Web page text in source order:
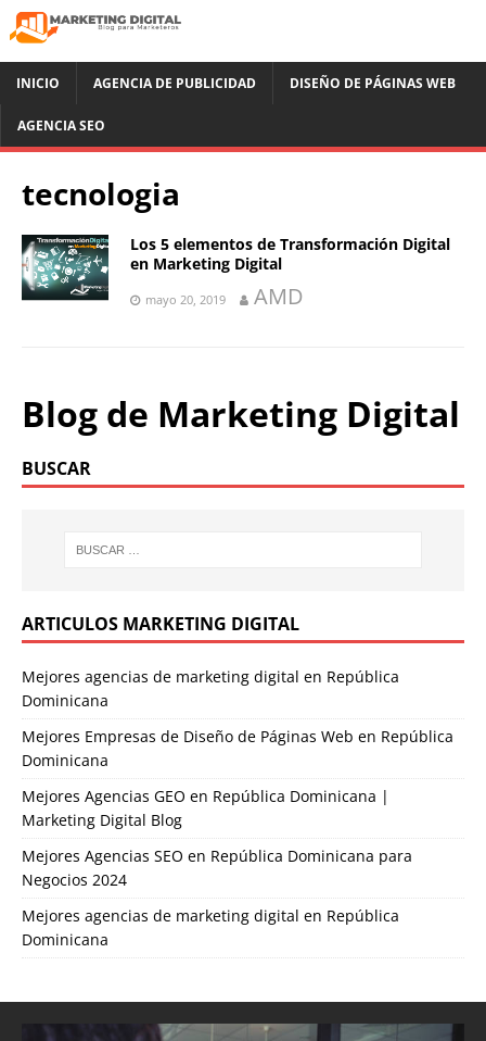
INICIO AGENCIA DE PUBLICIDAD DISEÑO DE PÁGINAS WEB
AGENCIA SEO
tecnologia
Los 5 elementos de Transformación Digital
en Marketing Digital
mayo 20, 2019 AMD
Blog de Marketing Digital
BUSCAR
ARTICULOS MARKETING DIGITAL
Mejores agencias de marketing digital en República
Dominicana
Mejores Empresas de Diseño de Páginas Web en República
Dominicana
Mejores Agencias GEO en República Dominicana |
Marketing Digital Blog
Mejores Agencias SEO en República Dominicana para
Negocios 2024
Mejores agencias de marketing digital en República
Dominicana